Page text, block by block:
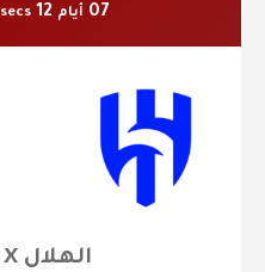
07 أيام 12
secs
الهلال X الفيصلي